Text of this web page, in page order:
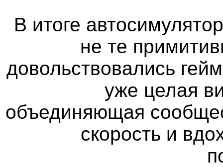
В итоге
не те
довольствовались
уже целая
объединяющая
скорость и